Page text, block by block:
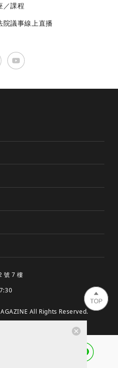
／課程
院議事線上直播
號 7 樓
All Rights Reserved.